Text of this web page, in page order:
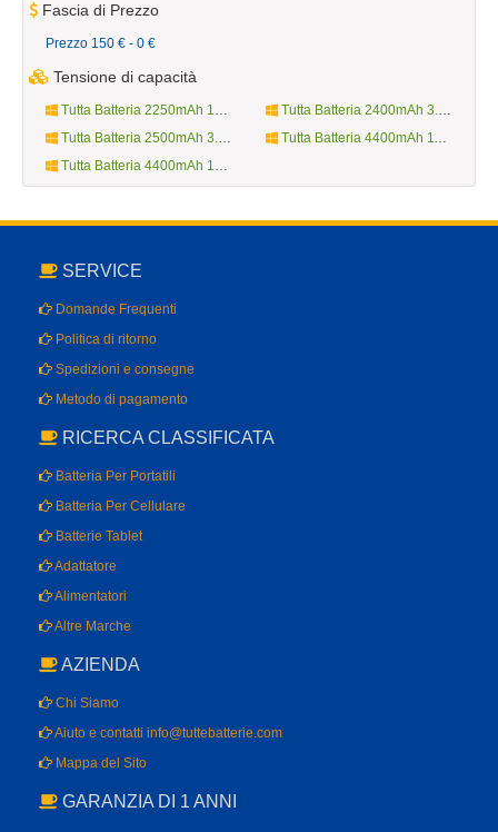
Fascia di Prezzo
Prezzo 150 € - 0 €
Tensione di capacità
Tutta Batteria 2250mAh 10.8V
Tutta Batteria 2400mAh 3.7V
Tutta Batteria 2500mAh 3.8V
Tutta Batteria 4400mAh 11.1V
Tutta Batteria 4400mAh 14.4V
SERVICE
Domande Frequenti
Politica di ritorno
Spedizioni e consegne
Metodo di pagamento
RICERCA CLASSIFICATA
Batteria Per Portatili
Batteria Per Cellulare
Batterie Tablet
Adattatore
Alimentatori
Altre Marche
AZIENDA
Chi Siamo
Aiuto e contatti info@tuttebatterie.com
Mappa del Sito
GARANZIA DI 1 ANNI